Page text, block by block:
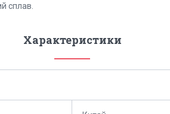
сплав.
Характеристики